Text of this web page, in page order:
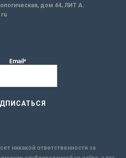
дом 44, ЛИТ А.
Email*
никакой ответственности за